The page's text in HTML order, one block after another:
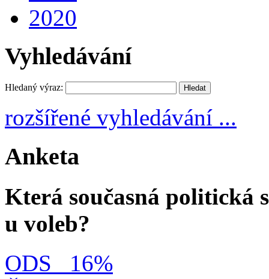
2020
Vyhledávání
Hledaný výraz:
rozšířené vyhledávání ...
Anketa
Která současná politická
u voleb?
ODS
16%